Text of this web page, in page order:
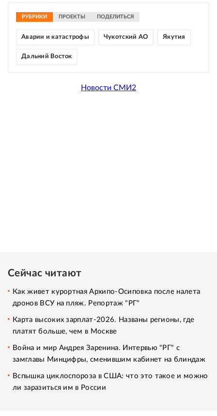
РУБРИКИ ПРОЕКТЫ ПОДЕЛИТЬСЯ
Аварии и катастрофы Чукотский АО Якутия
Дальний Восток
Новости СМИ2
Сейчас читают
Как живет курортная Архипо-Осиповка после налета
дронов ВСУ на пляж. Репортаж "РГ"
Карта высоких зарплат-2026. Названы регионы, где
платят больше, чем в Москве
Война и мир Андрея Заренина. Интервью "РГ" с
замглавы Минцифры, сменившим кабинет на блиндаж
Вспышка циклоспороза в США: что это такое и можно
ли заразиться им в России